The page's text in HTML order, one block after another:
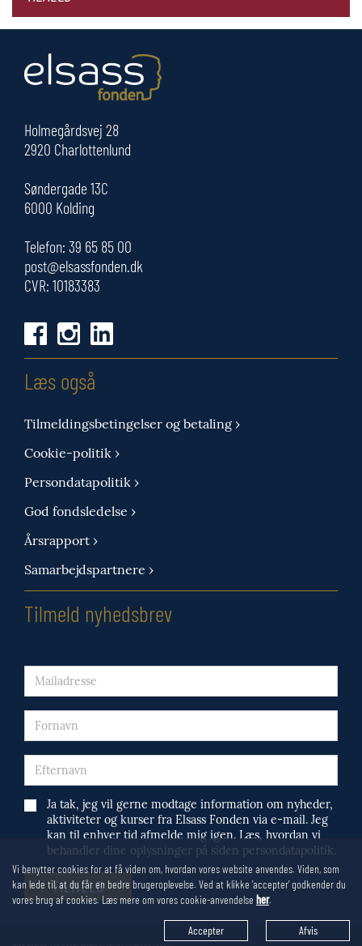
Holmegårdsvej 28
2920 Charlottenlund
Søndergade 13C
6000 Kolding
Telefon: 39 65 85 00
post@elsassfonden.dk
CVR: 10183383
Læs også
Tilmeldingsbetingelser og betaling ›
Cookie-politik ›
Persondatapolitik ›
God fondsledelse ›
Årsrapport ›
Samarbejdspartnere ›
Tilmeld nyhedsbrev
Ja tak, jeg vil gerne modtage information om nyheder,
aktiviteter og kurser fra Elsass Fonden via e-mail. Jeg
kan til enhver tid afmelde mig igen. Læs, hvordan vi
behandler dine oplysninger på siden persondatapolitik.
Vi benytter cookies for at få viden om, hvordan vores website anvendes. Viden, som
kan lede til, at du får en bedre brugeroplevelse. Ved at klikke 'accepter' godkender du
vores brug af cookies. Læs mere om vores cookie-anvendelse her.
Afvis
Accepter